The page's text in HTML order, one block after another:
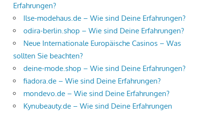
Erfahrungen?
Ilse-modehaus.de – Wie sind Deine Erfahrungen?
odira-berlin.shop – Wie sind Deine Erfahrungen?
Neue Internationale Europäische Casinos – Was
sollten Sie beachten?
deine-mode.shop – Wie sind Deine Erfahrungen?
fiadora.de – Wie sind Deine Erfahrungen?
mondevo.de – Wie sind Deine Erfahrungen?
Kynubeauty.de – Wie sind Deine Erfahrungen